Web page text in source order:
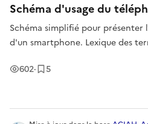
Schéma d'usage du
Schéma simplifié pour
d'un smartphone. Lexique des
602Vues
· 5Enregistrement